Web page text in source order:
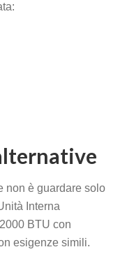
non è guardare solo
Interna
BTU con
esigenze simili.